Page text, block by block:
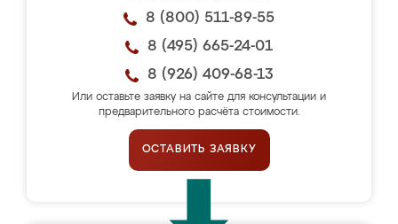
8 (800) 511-89-55
8 (495) 665-24-01
8 (926) 409-68-13
Или оставьте заявку на сайте для консультации и
предварительного расчёта стоимости.
ОСТАВИТЬ ЗАЯВКУ